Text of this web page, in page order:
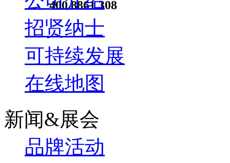
400 8861 308
招贤纳士
可持续发展
在线地图
新闻&展会
品牌活动